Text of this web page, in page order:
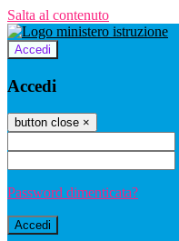
Salta al contenuto
Accedi
Accedi
button close ×
Password dimenticata?